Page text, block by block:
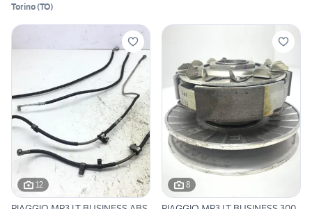
Torino(TO)
12 8